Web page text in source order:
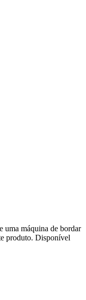
uma máquina de bordar
produto. Disponível